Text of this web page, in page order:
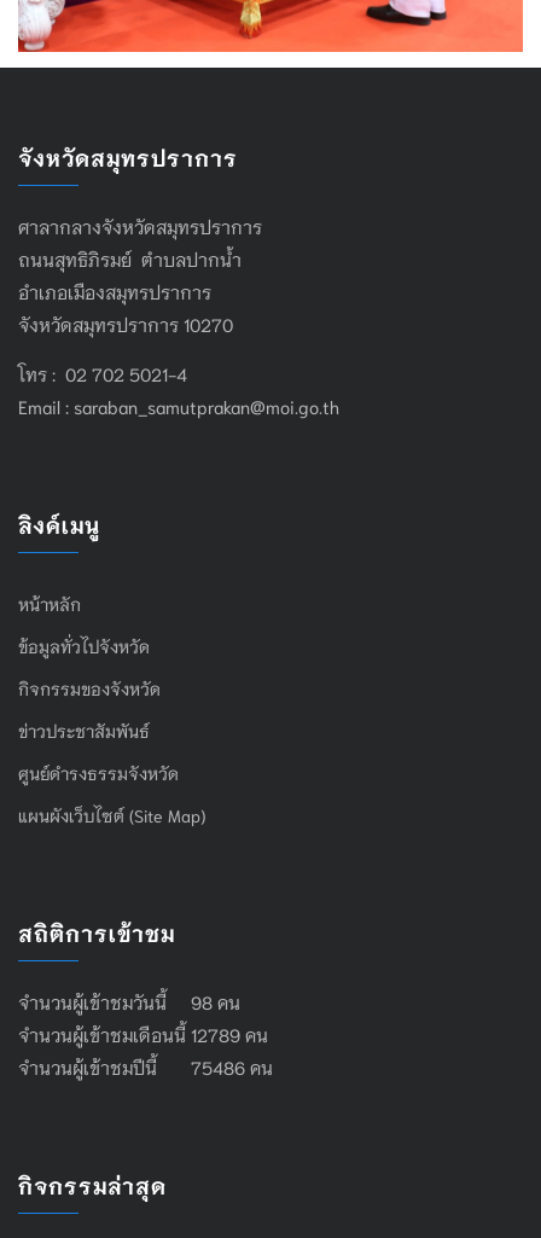
จังหวัดสมุทรปราการ
ศาลากลางจังหวัดสมุทรปราการ
ถนนสุทธิภิรมย์ ตำบลปากน้ำ
อำเภอเมืองสมุทรปราการ
จังหวัดสมุทรปราการ 10270
โทร : 02 702 5021-4
Email : saraban_samutprakan@moi.go.th
ลิงค์เมนู
หน้าหลัก
ข้อมูลทั่วไปจังหวัด
กิจกรรมของจังหวัด
ข่าวประชาสัมพันธ์
ศูนย์ดำรงธรรมจังหวัด
แผนผังเว็บไซต์ (Site Map)
สถิติการเข้าชม
จำนวนผู้เข้าชมวันนี้ 98 คน
จำนวนผู้เข้าชมเดือนนี้ 12789 คน
จำนวนผู้เข้าชมปีนี้ 75486 คน
กิจกรรมล่าสุด